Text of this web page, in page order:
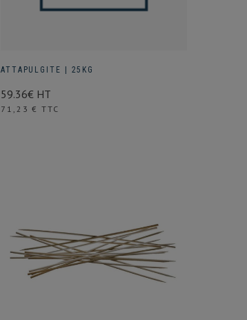
ATTAPULGITE | 25KG
59.36€ HT
Prix
71,23 € TTC